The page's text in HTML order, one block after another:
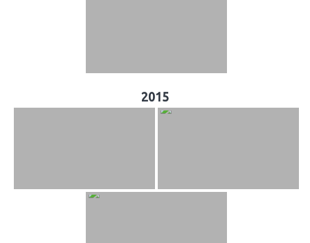
2015